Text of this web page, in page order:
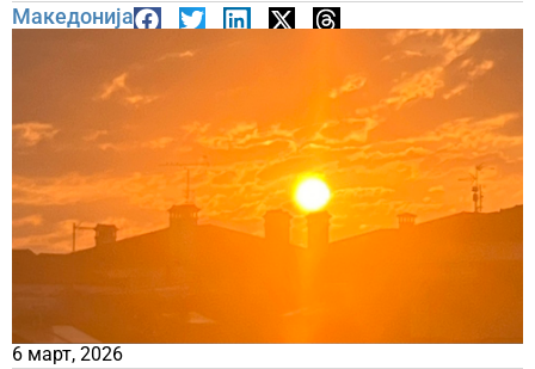
Македонија
6 март, 2026